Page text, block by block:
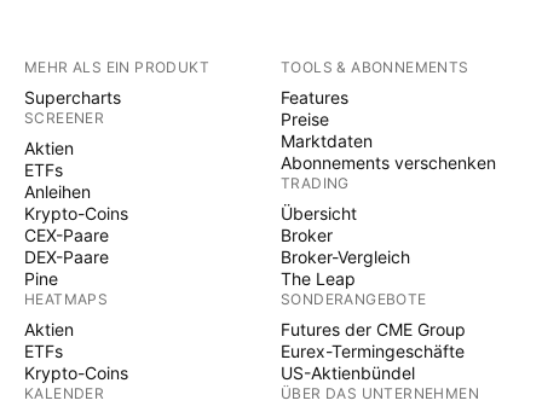
MEHR ALS EIN PRODUKT
Supercharts
SCREENER
Aktien
ETFs
Anleihen
Krypto-Coins
CEX-Paare
DEX-Paare
Pine
HEATMAPS
Aktien
ETFs
Krypto-Coins
KALENDER
TOOLS & ABONNEMENTS
Features
Preise
Marktdaten
Abonnements verschenken
TRADING
Übersicht
Broker
Broker-Vergleich
The Leap
SONDERANGEBOTE
Futures der CME Group
Eurex-Termingeschäfte
US-Aktienbündel
ÜBER DAS UNTERNEHMEN